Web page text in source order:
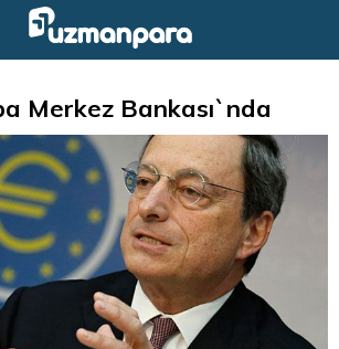
Merkez Bankası`nda